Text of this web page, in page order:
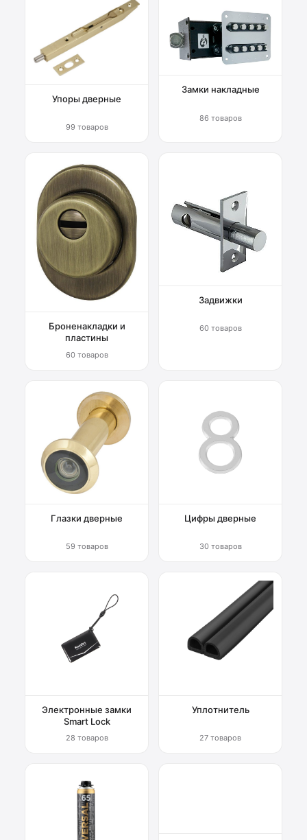
Упоры дверные
99 товаров
Замки накладные
86 товаров
Броненакладки и
пластины
60 товаров
Задвижки
60 товаров
Глазки дверные
59 товаров
Цифры дверные
30 товаров
Электронные замки
Smart Lock
28 товаров
Уплотнитель
27 товаров